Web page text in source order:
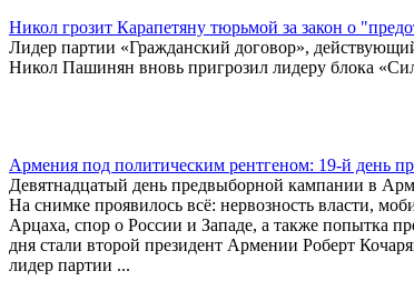
Никол грозит Карапетяну тюрьмой за закон о
Лидер партии «Гражданский договор»,
Никол Пашинян вновь пригрозил лидеру блока
Армения под политическим рентгеном: 19-й день
Девятнадцатый день предвыборной кампании в
На снимке проявилось всё: нервозность власти,
Арцаха, спор о России и Западе, а также попытка
дня стали второй президент Армении Роберт
лидер партии ...